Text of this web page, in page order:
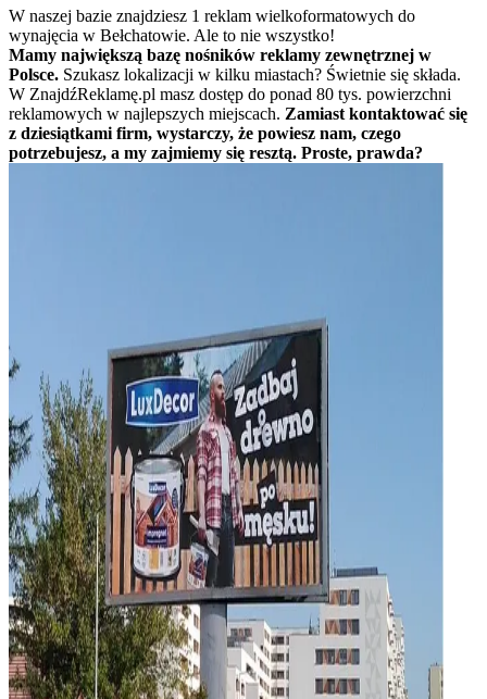
W naszej bazie znajdziesz 1 reklam wielkoformatowych do
wynajęcia w Bełchatowie. Ale to nie wszystko!
Mamy największą bazę nośników reklamy zewnętrznej w
Polsce. Szukasz lokalizacji w kilku miastach? Świetnie się składa.
W ZnajdźReklamę.pl masz dostęp do ponad 80 tys. powierzchni
reklamowych w najlepszych miejscach. Zamiast kontaktować się
z dziesiątkami firm, wystarczy, że powiesz nam, czego
potrzebujesz, a my zajmiemy się resztą. Proste, prawda?